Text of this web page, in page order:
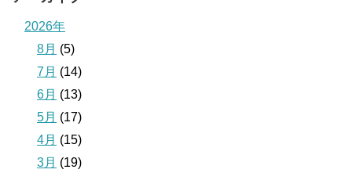
2026年
8月 (5)
7月 (14)
6月 (13)
5月 (17)
4月 (15)
3月 (19)